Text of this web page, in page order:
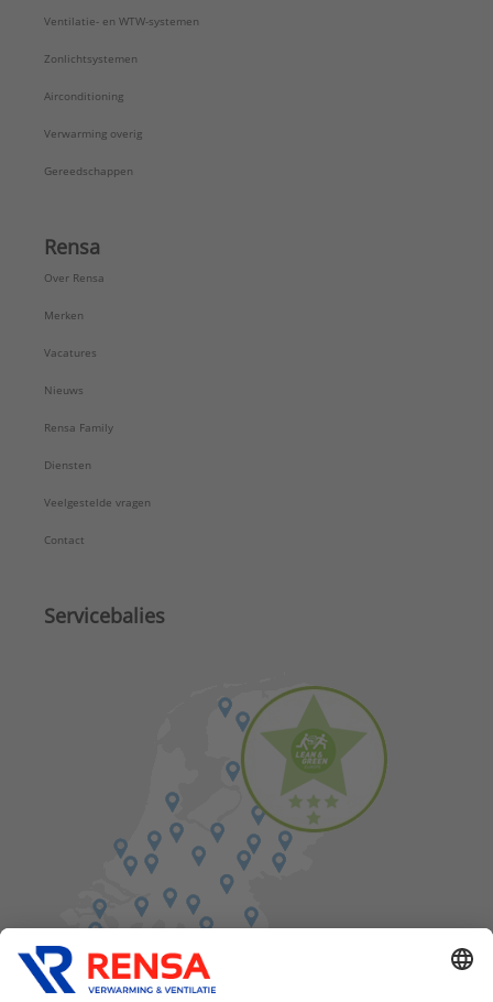
Ventilatie- en WTW-systemen
Zonlichtsystemen
Airconditioning
Verwarming overig
Gereedschappen
Rensa
Over Rensa
Merken
Vacatures
Nieuws
Rensa Family
Diensten
Veelgestelde vragen
Contact
Servicebalies